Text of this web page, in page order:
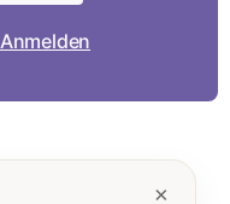
Anmelden
×